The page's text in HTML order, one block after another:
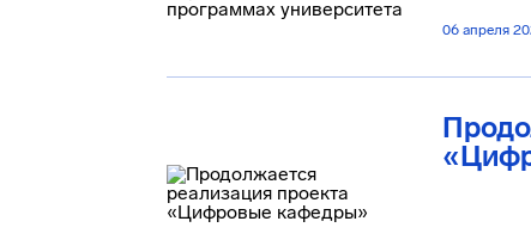
06 апреля